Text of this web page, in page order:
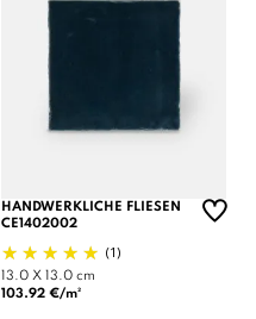
HANDWERKLICHE FLIESEN
CE1402002
(1)
13.0 X 13.0 cm
103.92 €/m²